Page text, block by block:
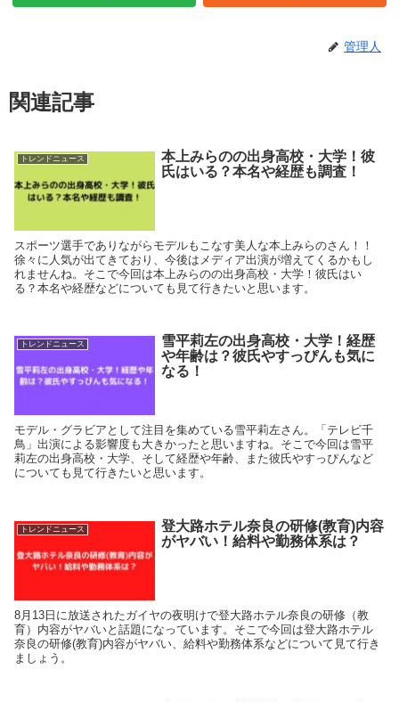
管理人
関連記事
トレンドニュース
本上みらのの出身高校・大学！彼
氏はいる？本名や経歴も調査！
スポーツ選手でありながらモデルもこなす美人な本上みらのさん！！
徐々に人気が出てきており、今後はメディア出演が増えてくるかもし
れませんね。そこで今回は本上みらのの出身高校・大学！彼氏はい
る？本名や経歴などについても見て行きたいと思います。
トレンドニュース
雪平莉左の出身高校・大学！経歴
や年齢は？彼氏やすっぴんも気に
なる！
モデル・グラビアとして注目を集めている雪平莉左さん。「テレビ千
鳥」出演による影響度も大きかったと思いますね。そこで今回は雪平
莉左の出身高校・大学、そして経歴や年齢、また彼氏やすっぴんなど
についても見て行きたいと思います。
トレンドニュース
登大路ホテル奈良の研修(教育)内容
がヤバい！給料や勤務体系は？
8月13日に放送されたガイヤの夜明けで登大路ホテル奈良の研修（教
育）内容がヤバいと話題になっています。そこで今回は登大路ホテル
奈良の研修(教育)内容がヤバい、給料や勤務体系などについて見て行き
ましょう。